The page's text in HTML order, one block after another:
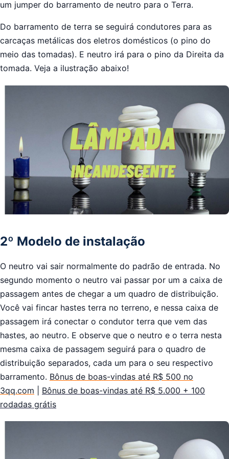
um jumper do barramento de neutro para o Terra.
Do barramento de terra se seguirá condutores para as
carcaças metálicas dos eletros domésticos (o pino do
meio das tomadas). E neutro irá para o pino da Direita da
tomada. Veja a ilustração abaixo!
2º Modelo de instalação
O neutro vai sair normalmente do padrão de entrada. No
segundo momento o neutro vai passar por um a caixa de
passagem antes de chegar a um quadro de distribuição.
Você vai fincar hastes terra no terreno, e nessa caixa de
passagem irá conectar o condutor terra que vem das
hastes, ao neutro. E observe que o neutro e o terra nesta
mesma caixa de passagem seguirá para o quadro de
distribuição separados, cada um para o seu respectivo
barramento. Bônus de boas-vindas até R$ 500 no
3qq.com
Bônus de boas-vindas até R$ 5.000 + 100
rodadas grátis